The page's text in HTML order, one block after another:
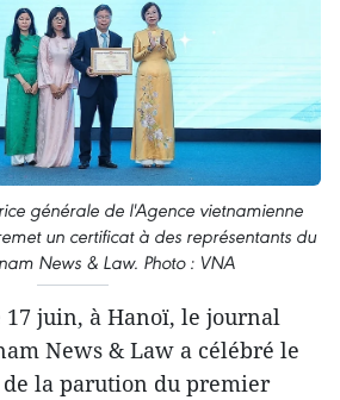
générale de l'Agence vietnamienne
un certificat à des représentants du
News & Law. Photo : VNA
17 juin, à Hanoï, le journal
News & Law a célébré le
la parution du premier